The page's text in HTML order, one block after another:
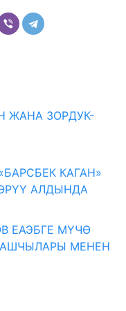
ЖАНА ЗОРДУК-
КАГАН»
АЛДЫНДА
ЕАЭБГЕ МҮЧӨ
МЕНЕН